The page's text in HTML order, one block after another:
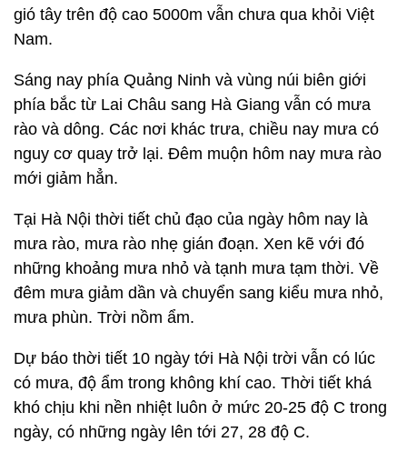
gió tây trên độ cao 5000m vẫn chưa qua khỏi Việt
Nam.
Sáng nay phía Quảng Ninh và vùng núi biên giới
phía bắc từ Lai Châu sang Hà Giang vẫn có mưa
rào và dông. Các nơi khác trưa, chiều nay mưa có
nguy cơ quay trở lại. Đêm muộn hôm nay mưa rào
mới giảm hẳn.
Tại Hà Nội thời tiết chủ đạo của ngày hôm nay là
mưa rào, mưa rào nhẹ gián đoạn. Xen kẽ với đó
những khoảng mưa nhỏ và tạnh mưa tạm thời. Về
đêm mưa giảm dần và chuyển sang kiểu mưa nhỏ,
mưa phùn. Trời nồm ẩm.
Dự báo thời tiết 10 ngày tới Hà Nội trời vẫn có lúc
có mưa, độ ẩm trong không khí cao. Thời tiết khá
khó chịu khi nền nhiệt luôn ở mức 20-25 độ C trong
ngày, có những ngày lên tới 27, 28 độ C.